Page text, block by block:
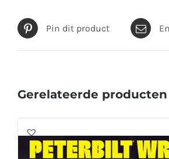
Pin dit product
Gerelateerde producten